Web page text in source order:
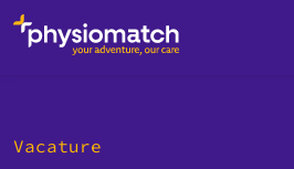
Vacature